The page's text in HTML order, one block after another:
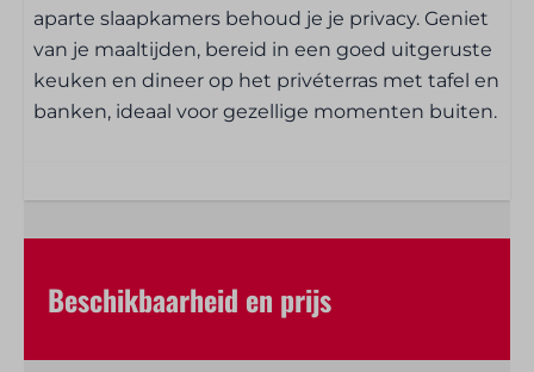
Eettafel
Elektrische kookplaats
Microgolf
Afzuigkap
Filter koffieapparaat
Flatscreen TV
aparte slaapkamers behoud je je privacy. Geniet
van je maaltijden, bereid in een goed uitgeruste
keuken en dineer op het privéterras met tafel en
banken, ideaal voor gezellige momenten buiten.
Beschikbaarheid en prijs